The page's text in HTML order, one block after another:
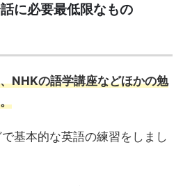
に必要最低限なもの
NHKの語学講座などほかの勉
基本的な英語の練習をしまし